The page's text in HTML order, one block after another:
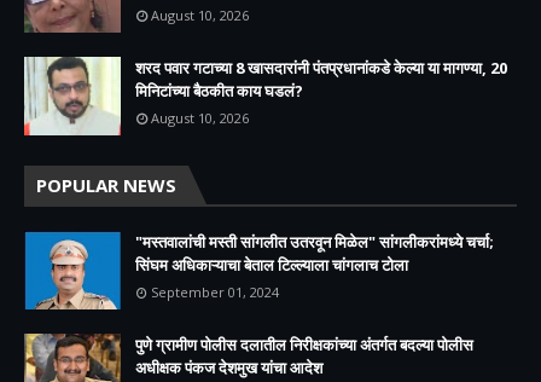
August 10, 2026
शरद पवार गटाच्या 8 खासदारांनी पंतप्रधानांकडे केल्या या मागण्या, 20
मिनिटांच्या बैठकीत काय घडलं?
August 10, 2026
POPULAR NEWS
"मस्तवालांची मस्ती सांगलीत उतरवून मिळेल" सांगलीकरांमध्ये चर्चा;
सिंघम अधिकाऱ्याचा बेताल टिल्ल्याला चांगलाच टोला
September 01, 2024
पुणे ग्रामीण पोलीस दलातील निरीक्षकांच्या अंतर्गत बदल्या पोलीस
अधीक्षक पंकज देशमुख यांचा आदेश